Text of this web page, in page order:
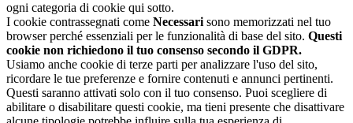
ogni categoria di cookie qui sotto.
I cookie contrassegnati come Necessari sono memorizzati nel tuo
browser perché essenziali per le funzionalità di base del sito. Questi
cookie non richiedono il tuo consenso secondo il GDPR.
Usiamo anche cookie di terze parti per analizzare l'uso del sito,
ricordare le tue preferenze e fornire contenuti e annunci pertinenti.
Questi saranno attivati solo con il tuo consenso. Puoi scegliere di
abilitare o disabilitare questi cookie, ma tieni presente che disattivare